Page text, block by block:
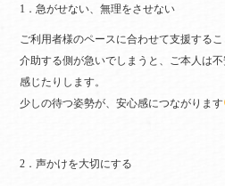
1．急がせない、無理をさせない
ご利用者様のペースに合わせて支援するこ
介助する側が急いでしまうと、ご本人は
感じたりします。
少しの待つ姿勢が、安心感につながります
2．声かけを大切にする